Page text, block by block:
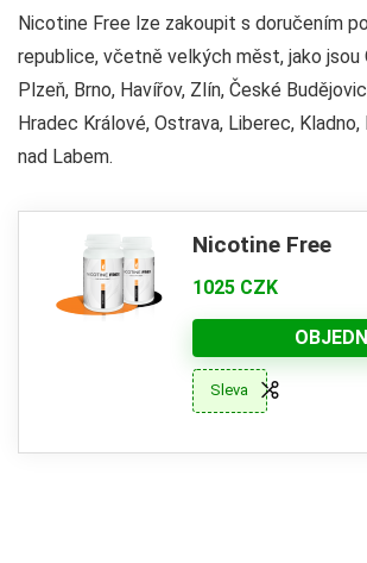
Nicotine Free lze zakoupit s doručením
republice, včetně velkých měst, jako jsou
Plzeň, Brno, Havířov, Zlín, České
Hradec Králové, Ostrava, Liberec,
nad Labem.
Nicotine Free
1025 CZK
Sleva